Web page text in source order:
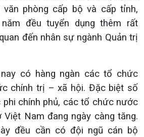
văn phòng cấp bộ và cấp tỉnh,
đều tuyển dụng thêm rất
đến nhân sự ngành Quản trị
có hàng ngàn các tổ chức
chính trị – xã hội. Đặc biệt số
chính phủ, các tổ chức nước
Nam đang ngày càng tăng.
đều cần có đội ngũ cán bộ